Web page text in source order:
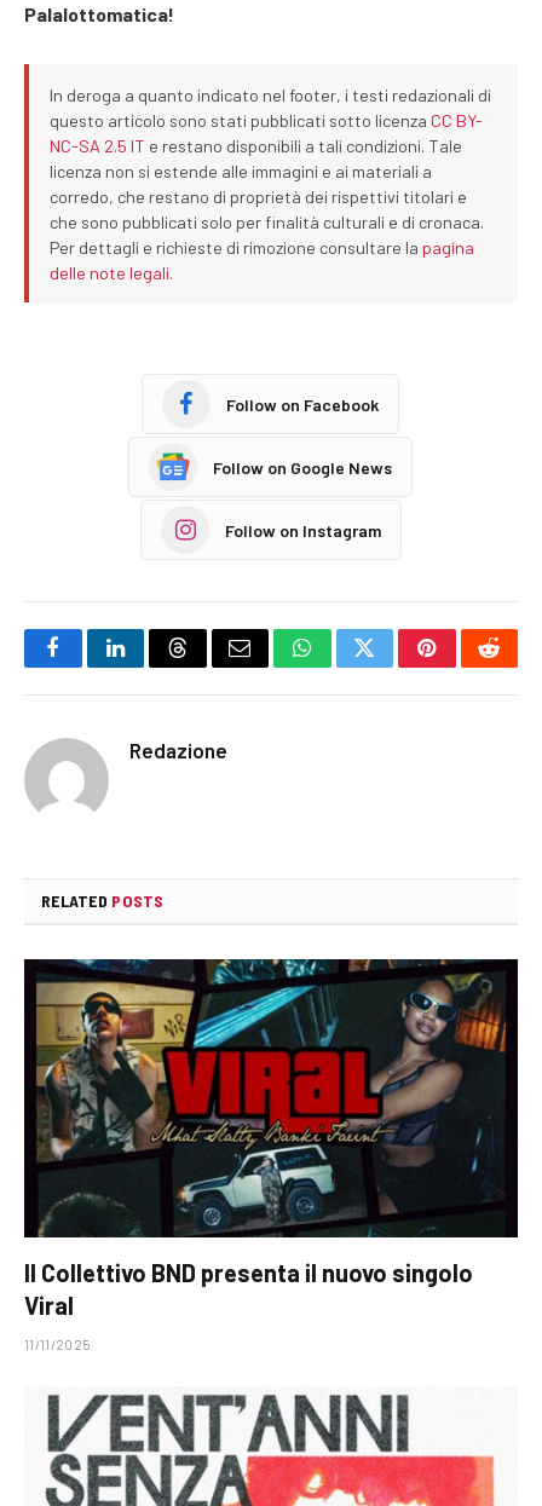
Palalottomatica!
In deroga a quanto indicato nel footer, i testi redazionali di
questo articolo sono stati pubblicati sotto licenza CC BY-
NC-SA 2.5 IT e restano disponibili a tali condizioni. Tale
licenza non si estende alle immagini e ai materiali a
corredo, che restano di proprietà dei rispettivi titolari e
che sono pubblicati solo per finalità culturali e di cronaca.
Per dettagli e richieste di rimozione consultare la pagina
delle note legali.
Follow on Facebook
Follow on Google News
Follow on Instagram
FacebookLinkedInThreadsEmail WhatsAppTwitterPinterest
Redazione
RELATED POSTS
Il Collettivo BND presenta il nuovo singolo
Viral
11/11/2025